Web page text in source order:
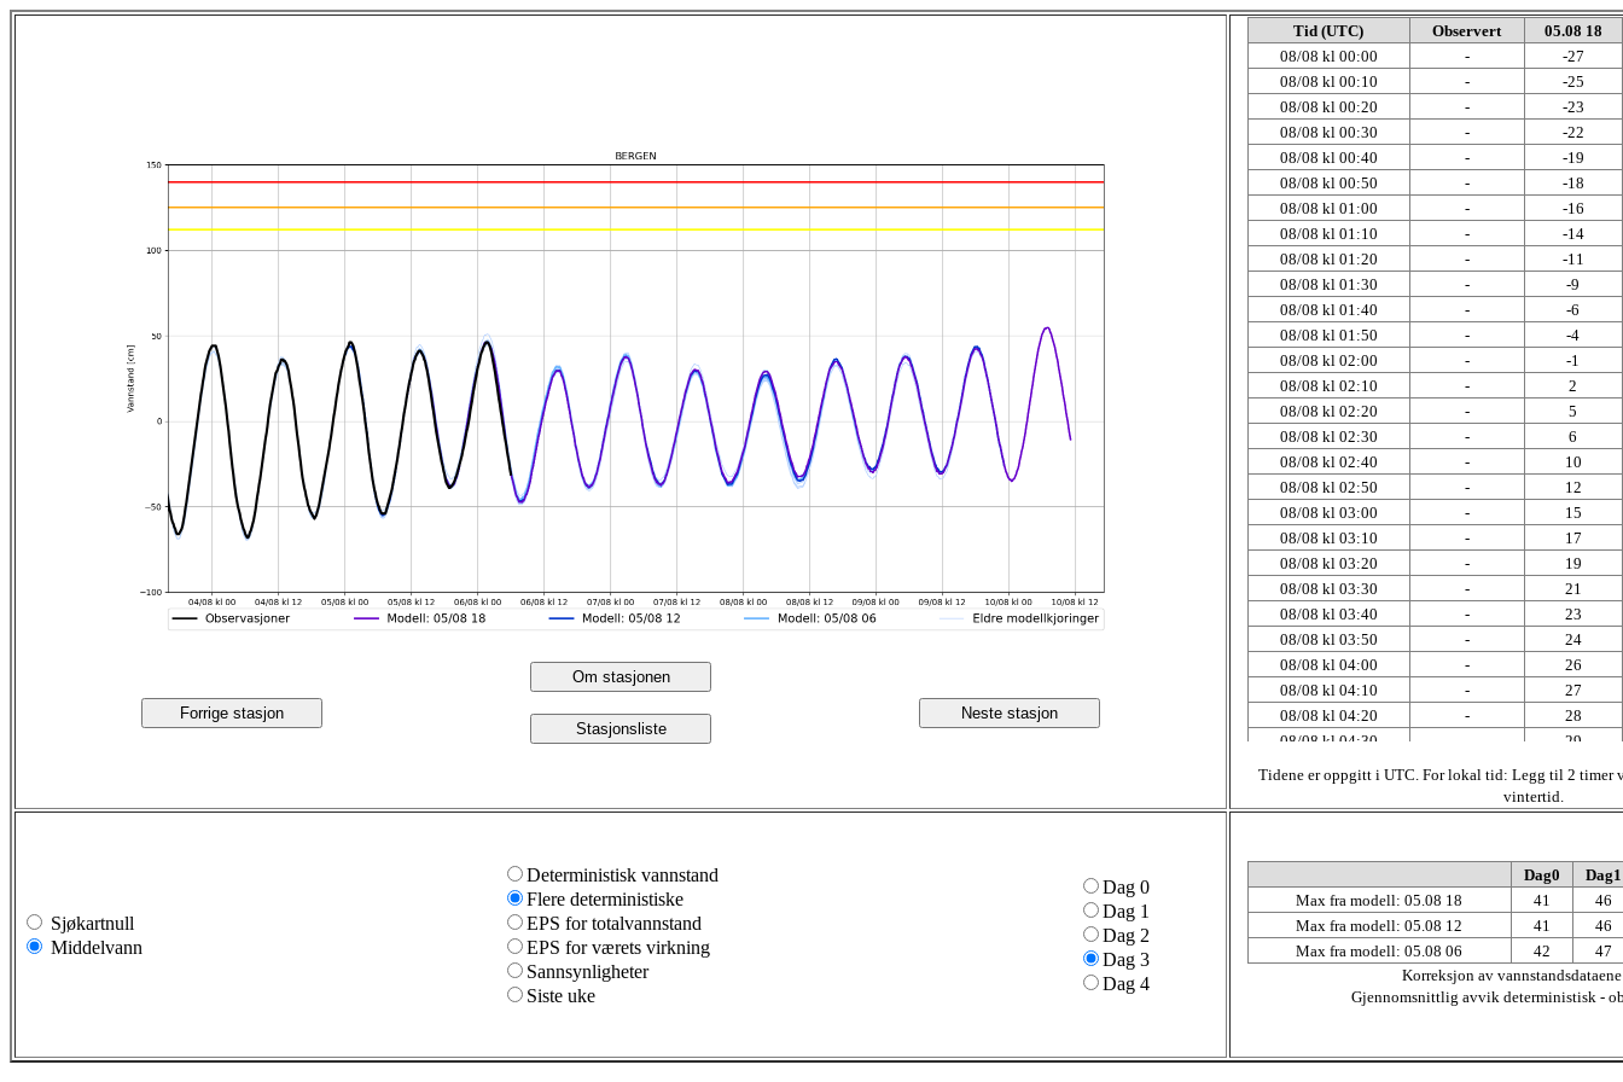
Forrige stasjon
Om stasjonen
Stasjonsliste
Neste stasjon
Tid (UTC) Observert
05.08 18
08/08 kl 00:00
-
-27
08/08 kl 00:10
-
-25
08/08 kl 00:20
-
-23
08/08 kl 00:30
-
-22
08/08 kl 00:40
-
-19
08/08 kl 00:50
-
-18
08/08 kl 01:00
-
-16
08/08 kl 01:10
-
-14
08/08 kl 01:20
-
-11
08/08 kl 01:30
-
-9
08/08 kl 01:40
-
-6
08/08 kl 01:50
-
-4
08/08 kl 02:00
-
-1
08/08 kl 02:10
-
2
08/08 kl 02:20
-
5
08/08 kl 02:30
-
6
08/08 kl 02:40
-
10
08/08 kl 02:50
-
12
08/08 kl 03:00
-
15
08/08 kl 03:10
-
17
08/08 kl 03:20
-
19
08/08 kl 03:30
-
21
08/08 kl 03:40
-
23
08/08 kl 03:50
-
24
08/08 kl 04:00
-
26
08/08 kl 04:10
-
27
08/08 kl 04:20
-
28
08/08 kl 04:30
29
08/08 kl 04:40
-
29
08/08 kl 05:00
-
29
08/08 kl 05:20
-
28
08/08 kl 05:30
-
28
08/08 kl 05:40
-
27
08/08 kl 05:50
-
25
08/08 kl 06:00
-
23
08/08 kl 06:10
-
21
Tidene er oppgitt i UTC. For lokal tid: Legg til 2 timer
vintertid.
Sjøkartnull
Middelvann
Deterministisk vannstand
Flere deterministiske
EPS for totalvannstand
EPS for værets virkning
Sannsynligheter
Siste uke
Dag 0
Dag 1
Dag 2
Dag 3
Dag 4
Dag0
Dag1
Max fra modell: 05.08 18
41
46
Max fra modell: 05.08 12
41
46
Max fra modell: 05.08 06
42
47
Korreksjon av
Gjennomsnittlig avvik deterministisk -